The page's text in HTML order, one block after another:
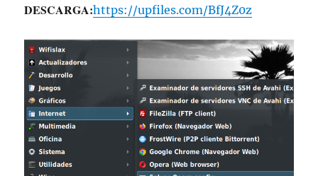
DESCARGA:https://upfiles.com/BfJ4Z0z